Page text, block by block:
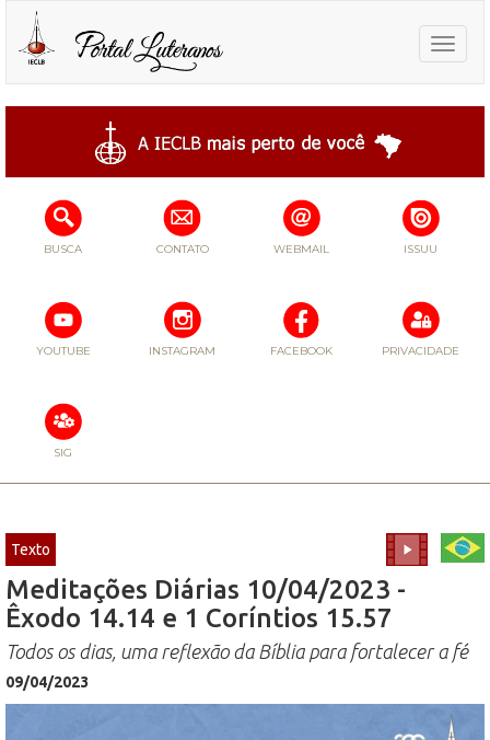
Toggle
BUSCA CONTATO WEBMAIL ISSUU
YOUTUBE INSTAGRAM FACEBOOK PRIVACIDADE
SIG
Texto
Meditações Diárias 10/04/2023 -
Êxodo 14.14 e 1 Coríntios 15.57
Todos os dias, uma reflexão da Bíblia para fortalecer a fé
09/04/2023